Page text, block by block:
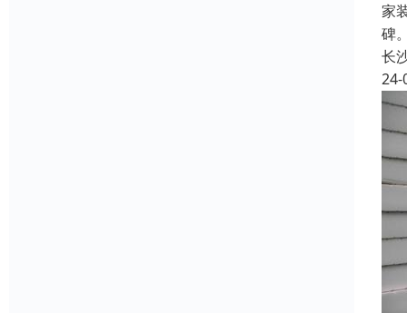
家
碑
长
24-